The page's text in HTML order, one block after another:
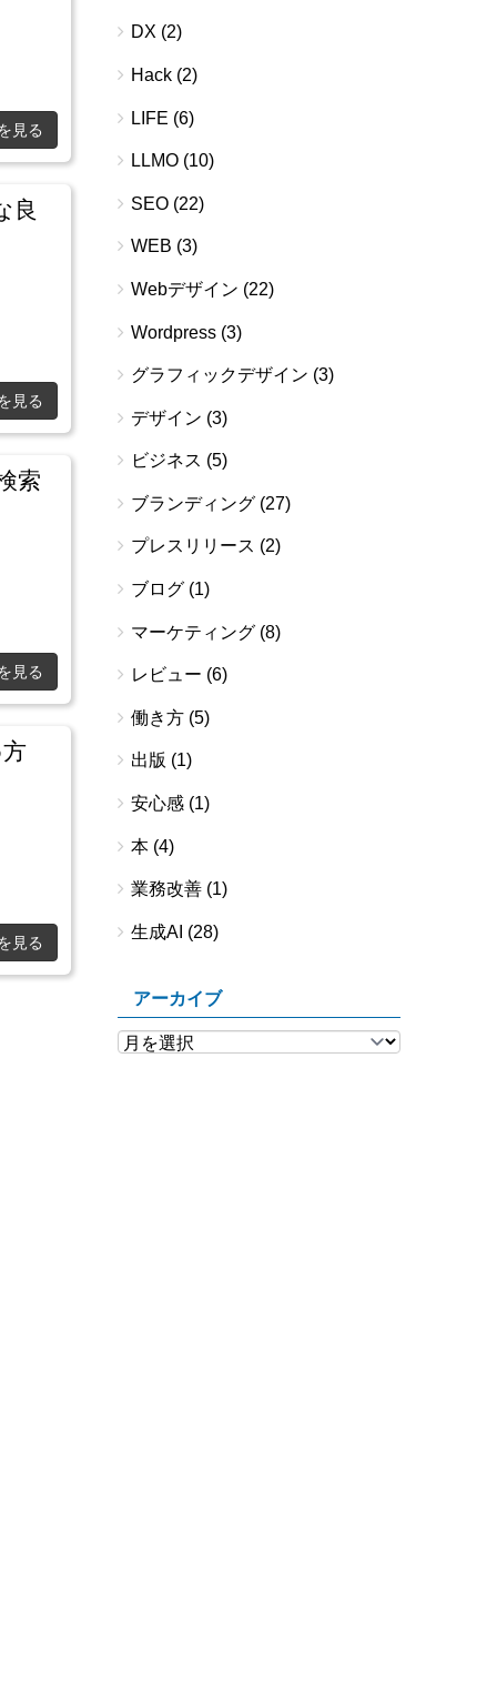
見る
良
見る
索
見る
見る
DX (2)
Hack(2)
LIFE (6)
LLMO(10)
SEO(22)
WEB (3)
Webデザイン (22)
Wordpress(3)
グラフィックデザイン (3)
デザイン (3)
ビジネス (5)
ブランディング(27)
プレスリリース (2)
ブログ(1)
マーケティング(8)
レビュー (6)
働き方(5)
出版 (1)
安心感(1)
本(4)
業務改善(1)
生成AI (28)
アーカイブ